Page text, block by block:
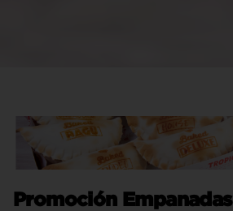
Promoción Empanadas